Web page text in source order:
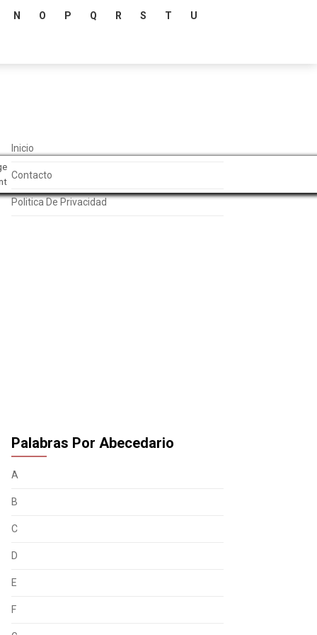
N O P Q R S T U
Inicio
Contacto
Politica De Privacidad
Palabras Por Abecedario
A
B
C
D
E
F